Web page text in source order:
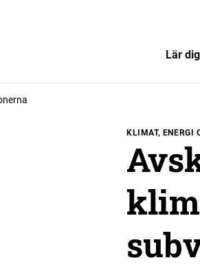
Lär
KLIMAT, ENERGI